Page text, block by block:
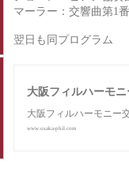
マーラー：交響曲第1
翌日も同プログラム
大阪フィルハーモニ
大阪フィルハーモニー
www.osaka-phil.com